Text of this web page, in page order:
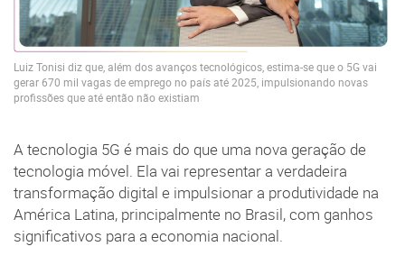
Luiz Tonisi diz que, além dos avanços tecnológicos, estima-se que o 5G vai
gerar 670 mil vagas de emprego no país até 2025, impulsionando novas
profissões que até então não existiam
A tecnologia 5G é mais do que uma nova geração de
tecnologia móvel. Ela vai representar a verdadeira
transformação digital e impulsionar a produtividade na
América Latina, principalmente no Brasil, com ganhos
significativos para a economia nacional.